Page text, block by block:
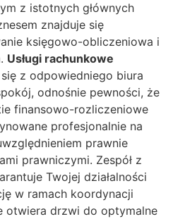
z istotnych głównych
znajduje się
księgowo-obliczeniowa i
Usługi rachunkowe
z odpowiedniego biura
odnośnie pewności, że
finansowo-rozliczeniowe
profesjonalnie na
prawnie
prawniczymi. Zespół z
Twojej działalności
w ramach koordynacji
otwiera drzwi do optymalne